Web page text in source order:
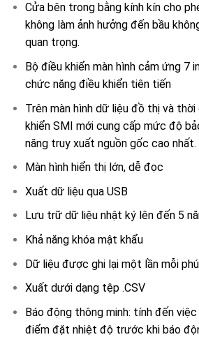
Cửa bên trong bằng kính kín cho
không làm ảnh hưởng đến bầu
quan trọng.
Bộ điều khiển màn hình cảm ứng 7
chức năng điều khiển tiên tiến
Trên màn hình dữ liệu đồ thị và
khiển SMI mới cung cấp mức độ
năng truy xuất nguồn gốc cao nhất.
Màn hình hiển thị lớn, dễ đọc
Xuất dữ liệu qua USB
Lưu trữ dữ liệu nhật ký lên đến 5
Khả năng khóa mật khẩu
Dữ liệu được ghi lại một lần mỗi
Xuất dưới dạng tệp .CSV
Báo động thông minh: tính đến
điểm đặt nhiệt độ trước khi báo